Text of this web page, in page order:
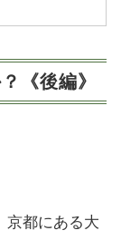
《後編》
都にある大